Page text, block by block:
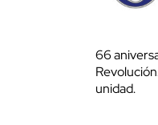
66
unidad.